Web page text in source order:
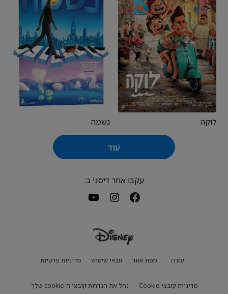
לוקה נשמה
עוד
עקבו אחר דיסני ב:
עזרה מפת אתר תנאי שימוש מדיניות פרטיות
מדיניות קובצי Cookie נהל את הגדרות קובצי ה-cookie שלך